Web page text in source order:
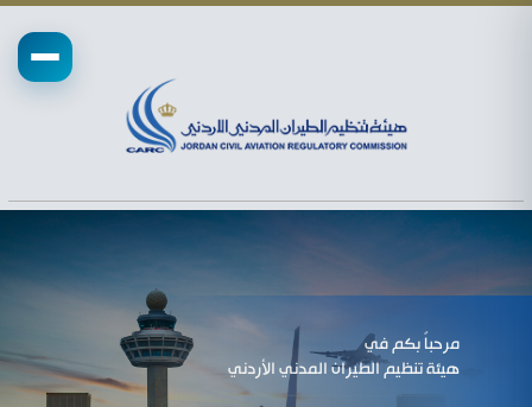
مرحباً بكم في
هيئة تنظيم الطيران المدني الأردني